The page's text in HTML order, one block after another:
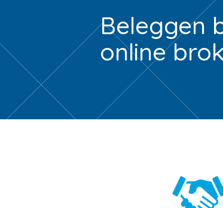
Beleggen
online